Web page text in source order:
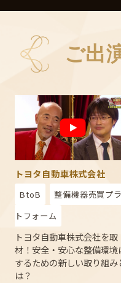
ご出
トヨタ自動車株式会社
BtoB
整備機器売買プ
トフォーム
トヨタ自動車株式会社を取
材！安全・安心な整備環境
するための新しい取り組み
は？